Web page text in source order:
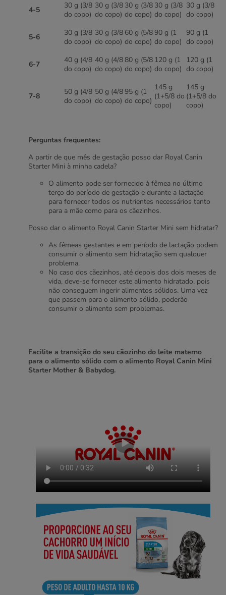
4-5
30 g (3/8
do copo)
30 g (3/8
do copo)
30 g (3/8
do copo)
30 g (3/8
do copo)
30 g (3/8
do copo)
5-6
30 g (3/8
do copo)
30 g (3/8
do copo)
60 g (5/8
do copo)
90 g (1
do copo)
90 g (1
do copo)
6-7
40 g (4/8
do copo)
40 g (4/8
do copo)
80 g (5/8
do copo)
120 g (1
do copo)
120 g (1
do copo)
7-8
50 g (4/8
do copo)
50 g (4/8
do copo)
95 g (1
do copo)
145 g
(1+5/8 do
copo)
145 g
(1+5/8 do
copo)
Perguntas frequentes:
A partir de que mês de gestação posso dar Royal Canin
Starter Mini à minha cadela?
O alimento pode ser fornecido à fêmea no último
terço do período de gestação e durante a lactação
para fornecer todos os nutrientes necessários tanto
para a mãe como para os cãezinhos.
Posso dar o alimento Royal Canin Starter Mini sem hidratar?
As fêmeas gestantes e em período de lactação podem
consumir o alimento sem hidratação sem qualquer
problema.
No caso dos cãezinhos, até depois dos dois meses de
vida, deve-se fornecer este alimento hidratado, pois
não conseguem ingerir alimentos sólidos. Uma vez
que passem para o alimento sólido, poderão
consumir o alimento sem problemas.
Facilite a transição do seu cãozinho do leite materno
para o alimento sólido com o alimento Royal Canin Mini
Starter Mother & Babydog.